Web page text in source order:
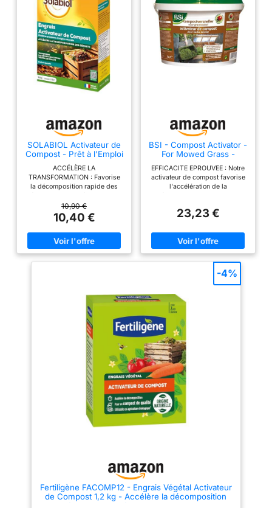
SOLABIOL Activateur de
Compost - Prêt à l'Emploi
- 900g
ACCÉLÈRE LA
TRANSFORMATION : Favorise
la décomposition rapide des
obtenir un compost riche et
fertile en un temps record.
COMPOST DE QUALITÉ :
Produit un compost végétal
homogène, nutritif et sans
odeur, idéal pour enrichir
couche de déchets (environ
tous les 10 cm) puis arroser
pour stimuler l’activité
microbienne. FORMULE
ORGANIQUE PUISSANTE :
Riche en azote naturel (10 % N)
issu de plumes, os et compost
végétal, pour un équilibre
parfait du rapport C/N = 4.
10,90 €
10,40 €
BSI - Compost Activator -
For Mowed Grass -
Aerates Compost - 6kg,
Grisâtre
EFFICACITE EPROUVEE : Notre
activateur de compost favorise
l'accélération de la
ACTION RAPIDE ET DURABLE :
l'acidification, apporte de
l'oxygène au tas de compost et
active la vie microbienne. La
compost augmente, le
compostage s'accélère tandis
que les graines de mauvaises
herbes et d'herbe sont
détruites. FACILE A UTILISER :
L'activateur se répartit en fines
couches entre deux couches
(env. 10 cm) de tonte de gazon.
Vous pourrez par la suite utiliser
votre composte dans vos
activités de jardinage.
REGLEMENTATION : À compter
du 1ier janvier 2024,
conformément au droit européen
et à la loi antigaspillage de
2020, le tri des biodéchets sera
généralisé et concernera tous
les professionnels et les
23,23 €
Fertiligène FACOMP12 - Engrais Végétal Activateur
de Compost 1,2 kg - Accélère la décomposition
-4%